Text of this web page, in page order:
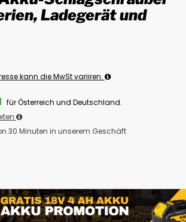
Ladegerät und
kann die MwSt variiren.
für Österreich und Deutschland.
30 Minuten in unserem Geschäft